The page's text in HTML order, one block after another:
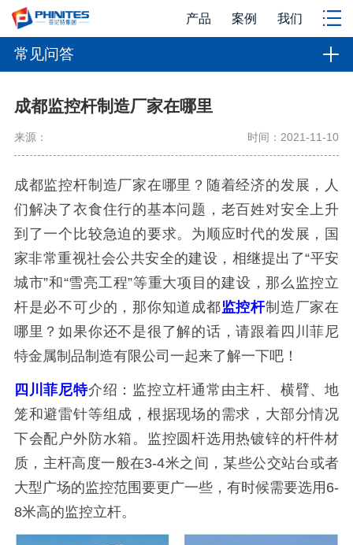
产品 案例 我们
常见问答
成都监控杆制造厂家在哪里
来源： 时间：2021-11-10
成都监控杆制造厂家在哪里？随着经济的发展，人
们解决了衣食住行的基本问题，老百姓对安全上升
到了一个比较急迫的要求。为顺应时代的发展，国
家非常重视社会公共安全的建设，相继提出了“平安
城市”和“雪亮工程”等重大项目的建设，那么监控立
杆是必不可少的，那你知道成都监控杆制造厂家在
哪里？如果你还不是很了解的话，请跟着四川菲尼
特金属制品制造有限公司一起来了解一下吧！
四川菲尼特介绍：监控立杆通常由主杆、横臂、地
笼和避雷针等组成，根据现场的需求，大部分情况
下会配户外防水箱。监控圆杆选用热镀锌的杆件材
质，主杆高度一般在3-4米之间，某些公交站台或者
大型广场的监控范围要更广一些，有时候需要选用6-
8米高的监控立杆。